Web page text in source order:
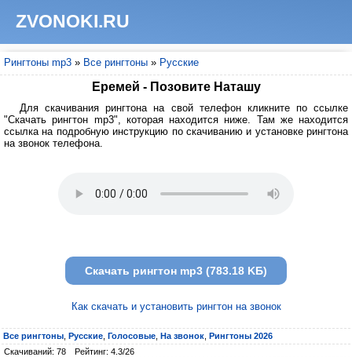
ZVONOKI.RU
Рингтоны mp3 » Все рингтоны » Русские
Еремей - Позовите Наташу
Для скачивания рингтона на свой телефон кликните по ссылке
"Скачать рингтон mp3", которая находится ниже. Там же находится
ссылка на подробную инструкцию по скачиванию и установке рингтона
на звонок телефона.
Скачать рингтон mp3 (783.18 KБ)
Как скачать и установить рингтон на звонок
Все рингтоны Русские Голосовые На звонок Рингтоны 2026
Скачиваний: 78
Рейтинг: 4.3/26